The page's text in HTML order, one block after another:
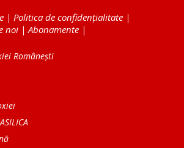
| Politica de confidențialitate |
noi | Abonamente |
Românești